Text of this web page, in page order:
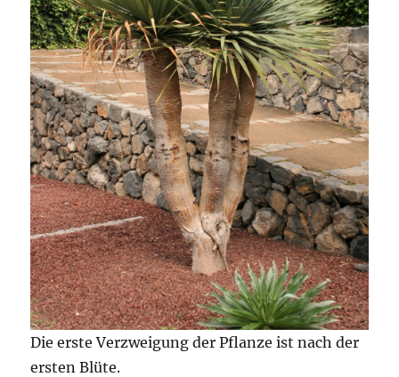
Die erste Verzweigung der Pflanze ist nach der
ersten Blüte.